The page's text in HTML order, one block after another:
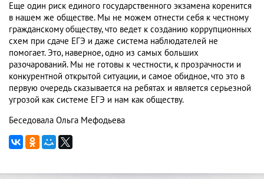
Еще один риск единого государственного экзамена коренится
в нашем же обществе. Мы не можем отнести себя к честному
гражданскому обществу, что ведет к созданию коррупционных
схем при сдаче ЕГЭ и даже система наблюдателей не
помогает. Это, наверное, одно из самых больших
разочарований. Мы не готовы к честности, к прозрачности и
конкурентной открытой ситуации, и самое обидное, что это в
первую очередь сказывается на ребятах и является серьезной
угрозой как системе ЕГЭ и нам как обществу.
Беседовала Ольга Мефодьева